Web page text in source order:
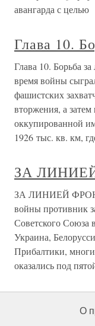
авангарда с целью
Глава 10.
Глава 10. Борьба
время войны
фашистских
вторжения, а
оккупированной
1926 тыс. кв. км,
ЗА
ЗА ЛИНИЕЙ
войны противник
Советского Союза
Украина,
Прибалтики,
оказались под
О